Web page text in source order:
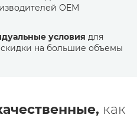
ОЕМ
условия для
на большие объемы
как